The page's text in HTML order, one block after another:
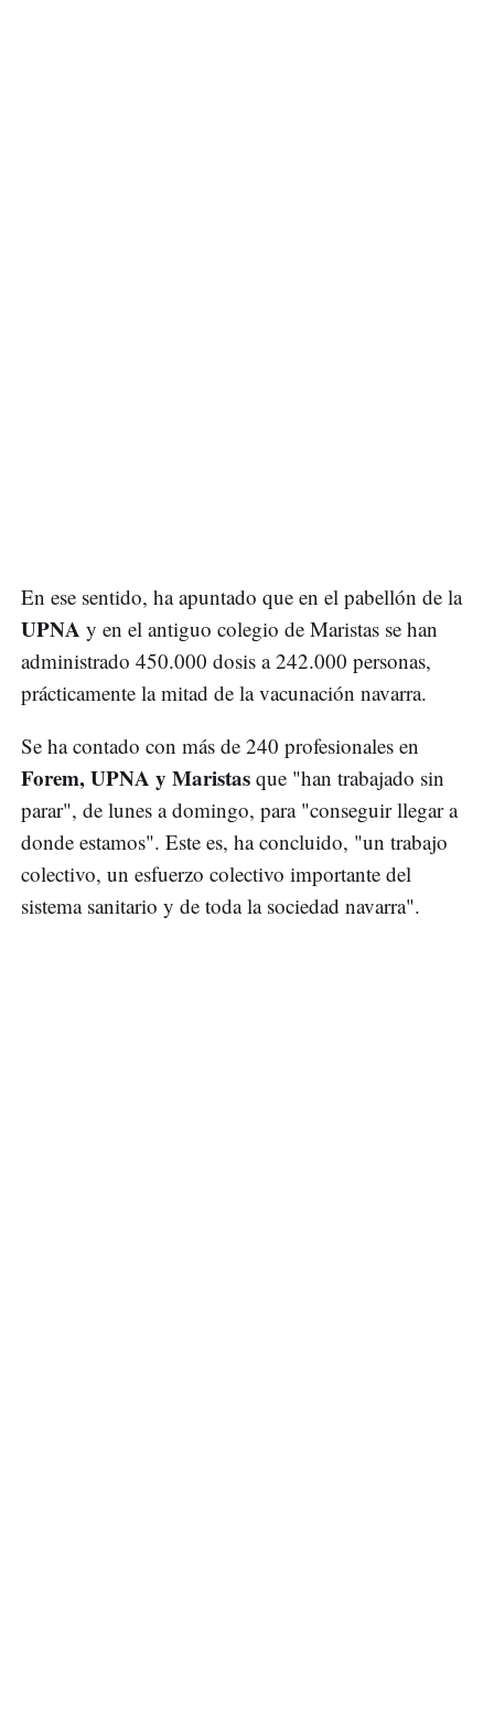
En ese sentido, ha apuntado que en el pabellón de la
UPNA y en el antiguo colegio de Maristas se han
administrado 450.000 dosis a 242.000 personas,
prácticamente la mitad de la vacunación navarra.
Se ha contado con más de 240 profesionales en
Forem, UPNA y Maristas que "han trabajado sin
parar", de lunes a domingo, para "conseguir llegar a
donde estamos". Este es, ha concluido, "un trabajo
colectivo, un esfuerzo colectivo importante del
sistema sanitario y de toda la sociedad navarra".